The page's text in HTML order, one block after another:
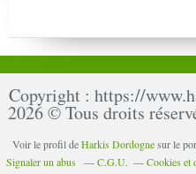
Copyright : https://
2026 © Tous droits
Voir le profil deHarkis Dordognesur le
Signaler un abus
C.G.U. Cookies et